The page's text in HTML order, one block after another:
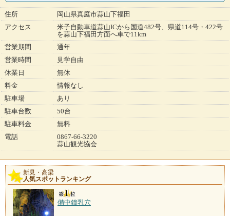
住所
岡山県真庭市蒜山下福田
アクセス
米子自動車道蒜山ICから国道482号、県道114号・422号
を蒜山下福田方面へ車で11km
営業期間
通年
営業時間
見学自由
休業日
無休
料金
情報なし
駐車場
あり
駐車台数
50台
駐車料金
無料
電話
0867-66-3220
蒜山観光協会
新見・高梁
人気スポットランキング
備中鐘乳穴